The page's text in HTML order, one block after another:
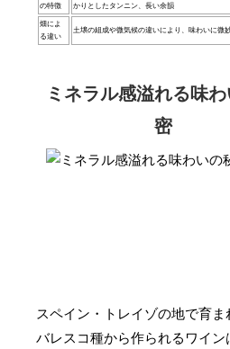
の特徴
かりとしたタンニン、長い余韻
畑によ
る違い
土壌の組成や微気候の違いにより、味わいに微
ミネラル感溢れる味
密
スペイン・トレイゾの地で育ま
バレスコ種から作られるワイン